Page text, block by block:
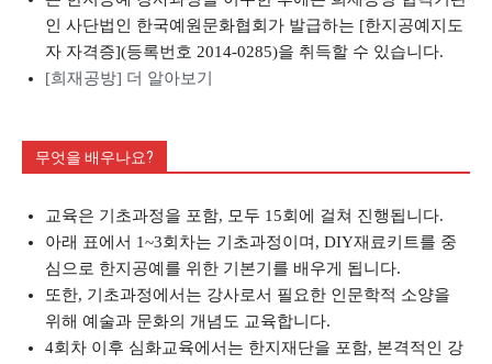
인 사단법인 한국예원문화협회가 발급하는 [한지공예지도
자 자격증](등록번호 2014-0285)을 취득할 수 있습니다.
[희재공방] 더 알아보기
무엇을 배우나요?
교육은 기초과정을 포함, 모두 15회에 걸쳐 진행됩니다.
아래 표에서 1~3회차는 기초과정이며, DIY재료키트를 중
심으로 한지공예를 위한 기본기를 배우게 됩니다.
또한, 기초과정에서는 강사로서 필요한 인문학적 소양을
위해 예술과 문화의 개념도 교육합니다.
4회차 이후 심화교육에서는 한지재단을 포함, 본격적인 강